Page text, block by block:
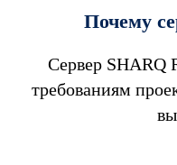
Почему
Сервер SHARQ
требованиям